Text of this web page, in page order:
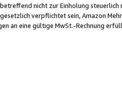
nicht zur Einholung
verpflichtet sein, Amazon
an eine gültige MwSt.-Rechnung